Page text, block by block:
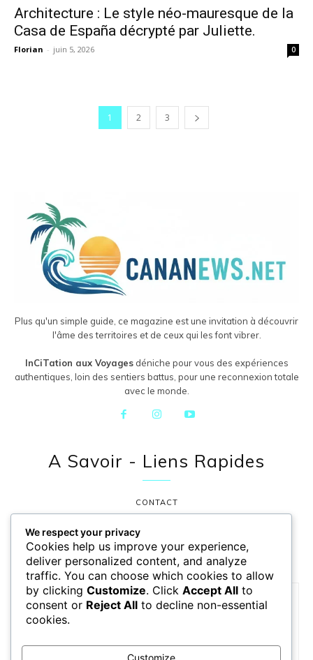
Architecture : Le style néo-mauresque de la
Casa de España décrypté par Juliette.
Florian - juin 5, 2026 0
1 2 3
Plus qu'un simple guide, ce magazine est une invitation à découvrir
l'âme des territoires et de ceux qui les font vibrer.
InCiTation aux Voyagesdéniche pour vous des expériences
authentiques, loin des sentiers battus, pour une reconnexion totale
avec le monde.
A Savoir - Liens Rapides
CONTACT
MENTIONS LÉGALES
Ça vous plaît ?
nos aventures !
We respect your privacy
Cookies help us improve your experience,
deliver personalized content, and analyze
traffic. You can choose which cookies to allow
by clicking Customize. Click Accept All to
consent or Reject All to decline non-essential
cookies.
Customize